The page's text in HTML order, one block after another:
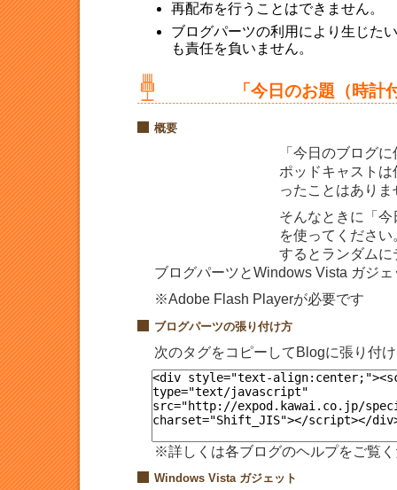
再配布を行うことはできません。
ブログパーツの利用により生じた
も責任を負いません。
「今日のお題（時計
概要
「今日のブログ
ポッドキャスト
ったことはありま
そんなときに「
を使ってくださ
するとランダム
ブログパーツとWindows Vista ガジ
※Adobe Flash Playerが必要です
ブログパーツの張り付け方
次のタグをコピーしてBlogに張り付
※詳しくは各ブログのヘルプをご覧
Windows Vista ガジェット